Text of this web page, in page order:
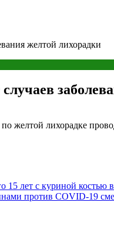
желтой лихорадки
желтой лихорадке
15 лет с куриной костью
против COVID-19